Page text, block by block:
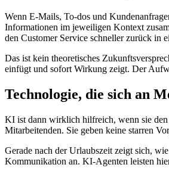
Wenn E-Mails, To-dos und
Informationen im jeweiligen Kontext
den Customer Service schneller zurück in
Das ist kein theoretisches
einfügt und sofort Wirkung zeigt. Der
Technologie, die sich an
KI ist dann wirklich hilfreich, wenn sie den
Mitarbeitenden. Sie geben keine starren
Gerade nach der Urlaubszeit zeigt sich,
Kommunikation an. KI-Agenten leisten